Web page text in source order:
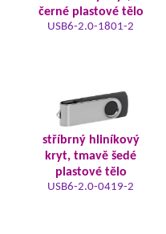
černé plastové tělo
USB6-2.0-1801-2
stříbrný hliníkový
kryt, tmavě šedé
plastové tělo
USB6-2.0-0419-2